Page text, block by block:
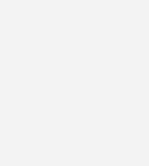
Strategien fürs
sich laut Rackel für nahezu alle modernen
Ölkessel, Fernwärmestationen,
Je nach Gebäudetyp unterscheiden sich
Bei Wohngebäuden konzentriert man sich
während in Nichtwohngebäuden
bieten. Diese können beispielsweise
Räume nach Belegungsplänen steuern
Abgleich unterstützen.